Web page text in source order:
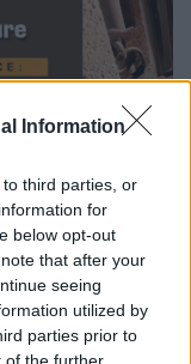
Information
third parties, or
for
below opt-out
that after your
seeing
utilized by
parties prior to
of the further